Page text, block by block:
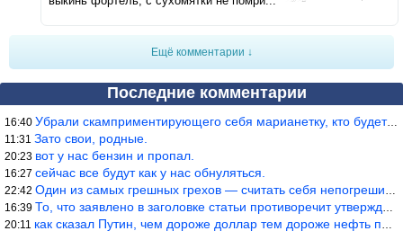
Ещё комментарии ↓
Последние комментарии
16:40 Убрали скамприментирующего себя марианетку, кто будет следующим…
11:31 Зато свои, родные.
20:23 вот у нас бензин и пропал.
16:27 сейчас все будут как у нас обнуляться.
22:42 Один из самых грешных грехов — считать себя непогрешимым.
16:39 То, что заявлено в заголовке статьи противоречит утверждению &qu
20:11 как сказал Путин, чем дороже доллар тем дороже нефть продадим.